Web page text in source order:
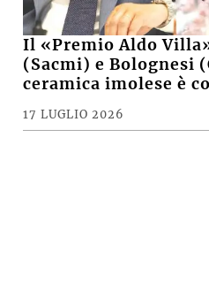
Il «Premio Aldo
(Sacmi) e Bolognesi
ceramica imolese è
17 LUGLIO 2026